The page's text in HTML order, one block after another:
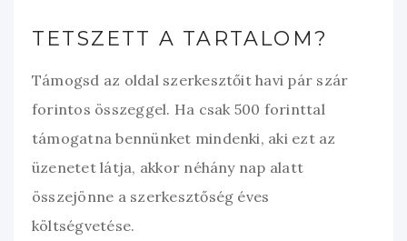
TETSZETT A TARTALOM?
Támogsd az oldal szerkesztőit havi pár szár
forintos összeggel. Ha csak 500 forinttal
támogatna bennünket mindenki, aki ezt az
üzenetet látja, akkor néhány nap alatt
összejönne a szerkesztőség éves
költségvetése.